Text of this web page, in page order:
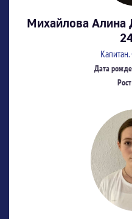
Михайлова Алина
Дата